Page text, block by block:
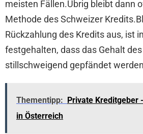
meisten Fällen.Übrig bleibt dann
Methode des Schweizer
Rückzahlung des Kredits aus, ist
festgehalten, dass das Gehalt
stillschweigend gepfändet
Thementipp: Private Kreditgeber
in Österreich